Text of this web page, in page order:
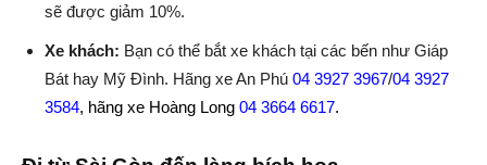
sẽ được giảm 10%.
Xe khách: Bạn có thể bắt xe khách tại các bến như Giáp
Bát hay Mỹ Đình. Hãng xe An Phú 04 3927 3967/04 3927
3584, hãng xe Hoàng Long 04 3664 6617.